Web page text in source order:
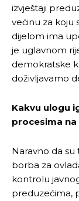
izvještaji
većinu za koju
dijelom ima
je uglavnom
demokratske
doživljavamo
Kakvu ulogu
procesima na
Naravno da
borba za
kontrolu
preduzećima,